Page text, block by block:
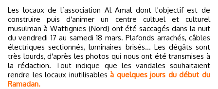
Les locaux de l’association Al Amal dont l'objectif est de
construire puis d'animer un centre cultuel et culturel
musulman à Wattignies (Nord) ont été saccagés dans la nuit
du vendredi 17 au samedi 18 mars. Plafonds arrachés, câbles
électriques sectionnés, luminaires brisés... Les dégâts sont
très lourds, d'après les photos qui nous ont été transmises à
la rédaction. Tout indique que les vandales souhaitaient
rendre les locaux inutilisablesà quelques jours du début du
Ramadan.